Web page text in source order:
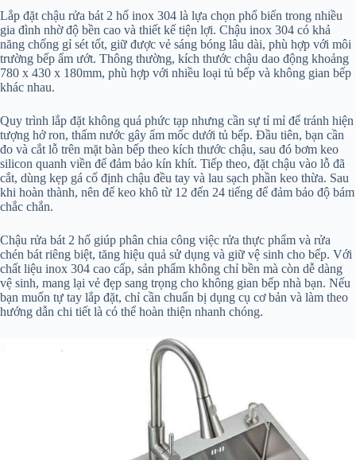
Lắp đặt chậu rửa bát 2 hố inox 304 là lựa chọn phổ biến trong nhiều
gia đình nhờ độ bền cao và thiết kế tiện lợi. Chậu inox 304 có khả
năng chống gỉ sét tốt, giữ được vẻ sáng bóng lâu dài, phù hợp với môi
trường bếp ẩm ướt. Thông thường, kích thước chậu dao động khoảng
780 x 430 x 180mm, phù hợp với nhiều loại tủ bếp và không gian bếp
khác nhau.
Quy trình lắp đặt không quá phức tạp nhưng cần sự tỉ mỉ để tránh hiện
tượng hở ron, thấm nước gây ẩm mốc dưới tủ bếp. Đầu tiên, bạn cần
đo và cắt lỗ trên mặt bàn bếp theo kích thước chậu, sau đó bơm keo
silicon quanh viền để đảm bảo kín khít. Tiếp theo, đặt chậu vào lỗ đã
cắt, dùng kẹp gá cố định chậu đều tay và lau sạch phần keo thừa. Sau
khi hoàn thành, nên để keo khô từ 12 đến 24 tiếng để đảm bảo độ bám
chắc chắn.
Chậu rửa bát 2 hố giúp phân chia công việc rửa thực phẩm và rửa
chén bát riêng biệt, tăng hiệu quả sử dụng và giữ vệ sinh cho bếp. Với
chất liệu inox 304 cao cấp, sản phẩm không chỉ bền mà còn dễ dàng
vệ sinh, mang lại vẻ đẹp sang trọng cho không gian bếp nhà bạn. Nếu
bạn muốn tự tay lắp đặt, chỉ cần chuẩn bị dụng cụ cơ bản và làm theo
hướng dẫn chi tiết là có thể hoàn thiện nhanh chóng.